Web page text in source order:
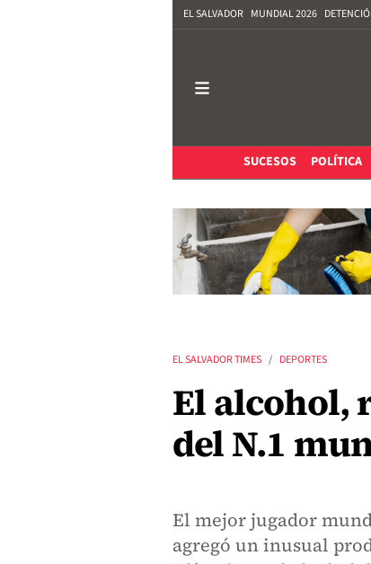
EL SALVADOR MUNDIAL 2026
SUCESOS
POLÍTICA
EL SALVADOR TIMES DEPORTES
El alcohol,
del N.1
El mejor jugador
agregó un inusual